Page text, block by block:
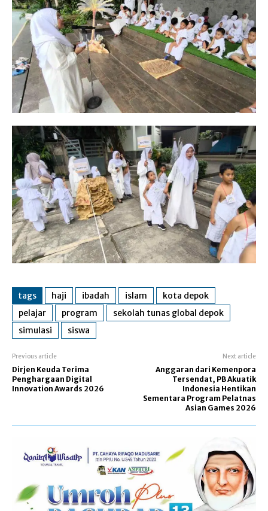
tags haji ibadah islam
kota depok
pelajar
program
sekolah tunas global depok
simulasi
siswa
Previous article
Dirjen Keuda Terima
Penghargaan Digital
Innovation Awards 2026
Next article
Anggaran dari Kemenpora
Tersendat, PB Akuatik
Indonesia Hentikan
Sementara Program Pelatnas
Asian Games 2026